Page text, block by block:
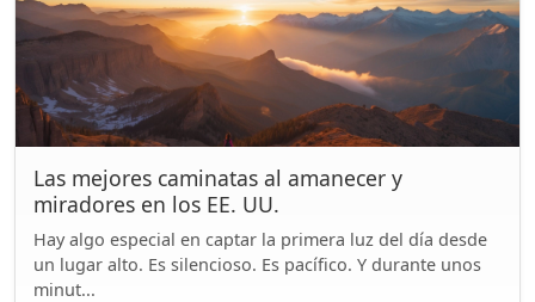
Las mejores caminatas al amanecer y
miradores en los EE. UU.
Hay algo especial en captar la primera luz del día desde
un lugar alto. Es silencioso. Es pacífico. Y durante unos
minut...